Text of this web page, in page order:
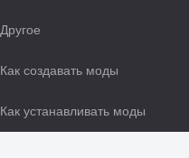
Другое
Как создавать моды
Как устанавливать моды